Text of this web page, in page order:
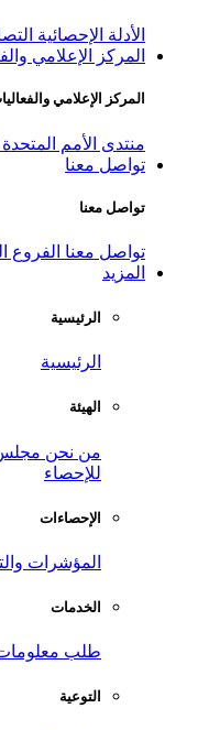
الأدلة الإحصائية
المركز الإعلامي
المركز الإعلامي
منتدى الأمم المتحدة
تواصل معنا
تواصل معنا
تواصل معنا الفروع
المزيد
الرئيسية
الرئيسية
الهيئة
من نحن مجلس
للإحصاء
الإحصاءات
المؤشرات
الخدمات
طلب
التوعية